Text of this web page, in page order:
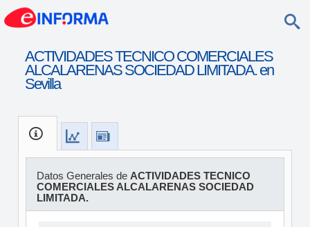
ACTIVIDADES TECNICO COMERCIALES
ALCALARENAS SOCIEDAD LIMITADA. en
Sevilla
Datos Generales de ACTIVIDADES TECNICO
COMERCIALES ALCALARENAS SOCIEDAD
LIMITADA.